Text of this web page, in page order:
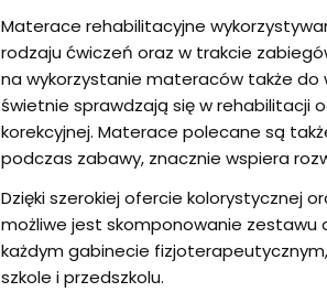
Materace rehabilitacyjne
rodzaju ćwiczeń oraz w trakcie
na wykorzystanie materaców także do
świetnie sprawdzają się w rehabilitacji
korekcyjnej. Materace polecane są
podczas zabawy, znacznie wspiera
Dzięki szerokiej ofercie kolorystycznej
możliwe jest skomponowanie zestawu
każdym gabinecie
szkole i przedszkolu.